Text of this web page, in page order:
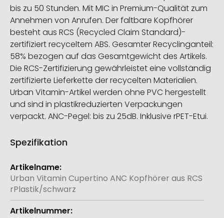
bis zu 50 Stunden. Mit MIC in Premium-Qualität zum
Annehmen von Anrufen. Der faltbare Kopfhörer
besteht aus RCS (Recycled Claim Standard)-
zertifiziert recyceltem ABS. Gesamter Recyclinganteil:
58% bezogen auf das Gesamtgewicht des Artikels.
Die RCS-Zertifizierung gewährleistet eine vollständig
zertifizierte Lieferkette der recycelten Materialien.
Urban Vitamin-Artikel werden ohne PVC hergestellt
und sind in plastikreduzierten Verpackungen
verpackt. ANC-Pegel: bis zu 25dB. Inklusive rPET-Etui.
Spezifikation
Weitere
Informationen
Urban Vitamin Cupertino ANC Kopfhörer aus RCS
rPlastik/schwarz